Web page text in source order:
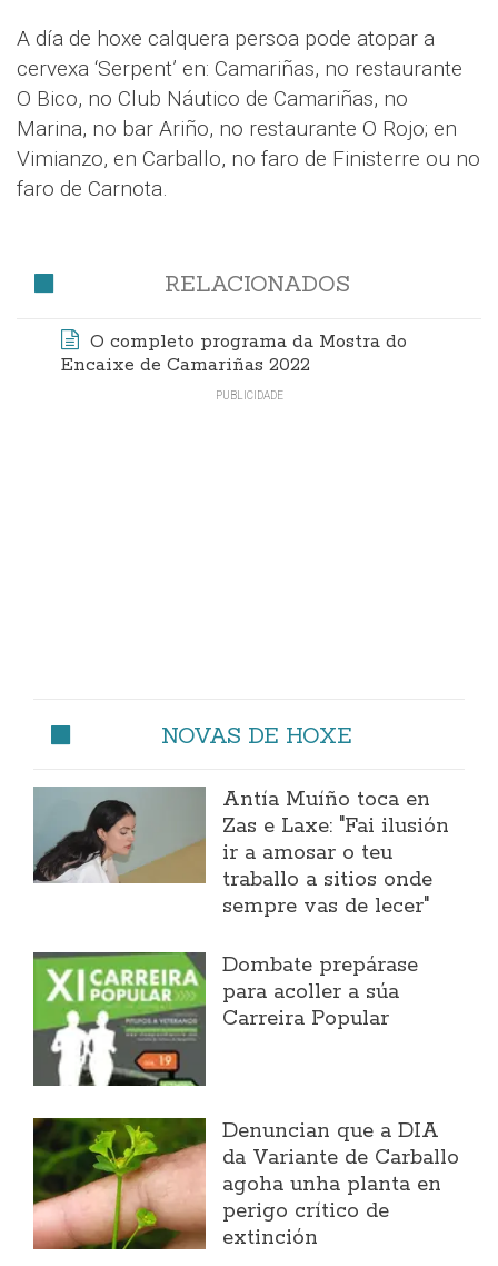
A día de hoxe calquera persoa pode atopar a
cervexa ‘Serpent’ en: Camariñas, no restaurante
O Bico, no Club Náutico de Camariñas, no
Marina, no bar Ariño, no restaurante O Rojo; en
Vimianzo, en Carballo, no faro de Finisterre ou no
faro de Carnota.
RELACIONADOS
O completo programa da Mostra do
Encaixe de Camariñas 2022
NOVAS DE HOXE
Antía Muíño toca en
Zas e Laxe: "Fai ilusión
ir a amosar o teu
traballo a sitios onde
sempre vas de lecer"
Dombate prepárase
para acoller a súa
Carreira Popular
Denuncian que a DIA
da Variante de Carballo
agoha unha planta en
perigo crítico de
extinción